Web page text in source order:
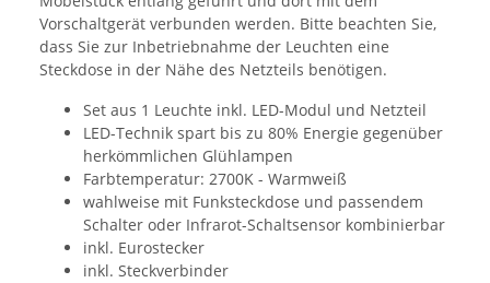
Vorschaltgerät verbunden werden. Bitte beachten Sie,
dass Sie zur Inbetriebnahme der Leuchten eine
Steckdose in der Nähe des Netzteils benötigen.
Set aus 1 Leuchte inkl. LED-Modul und Netzteil
LED-Technik spart bis zu 80% Energie gegenüber
herkömmlichen Glühlampen
Farbtemperatur: 2700K - Warmweiß
wahlweise mit Funksteckdose und passendem
Schalter oder Infrarot-Schaltsensor kombinierbar
inkl. Eurostecker
inkl. Steckverbinder